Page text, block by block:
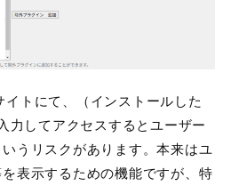
トにて、（インストールした
力してアクセスするとユーザー
うリスクがあります。本来はユ
表示するための機能ですが、特